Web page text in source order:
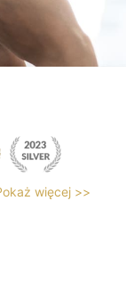
więcej >>